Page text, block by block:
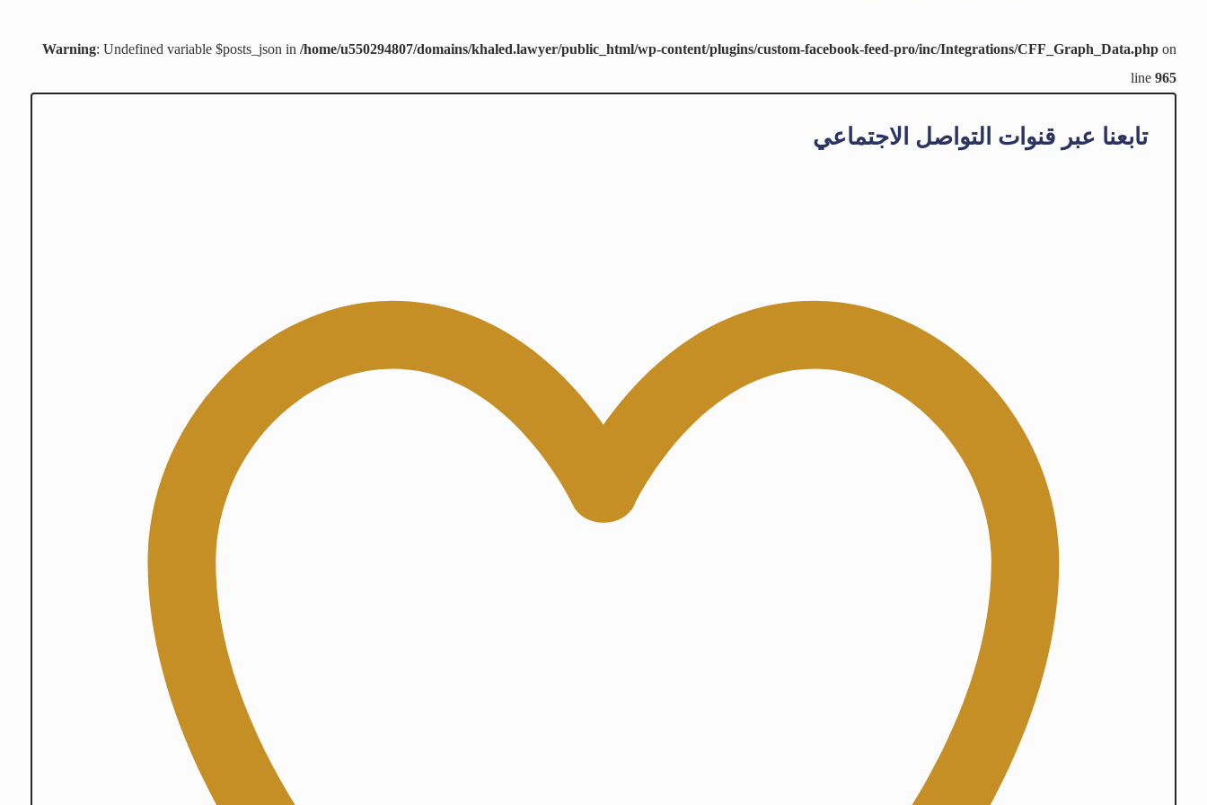
Warning: Undefined variable $posts_json in/home/u550294807/domains/khaled.lawyer/public_html/wp-content/plugins/custom-facebook-feed-pro/inc/Integrations/CFF_Graph_Data.php on
line965
تابعنا عبر قنوات التواصل الاجتماعي